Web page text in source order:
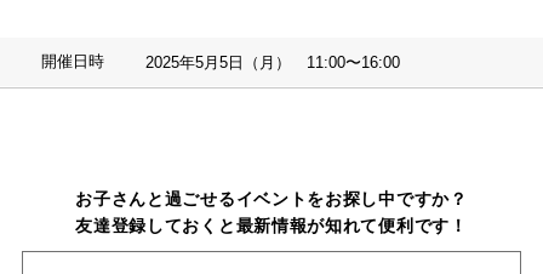
開催日時 2025年5月5日（月） 11:00〜16:00
お子さんと過ごせるイベントをお探し中ですか？
友達登録しておくと最新情報が知れて便利です！